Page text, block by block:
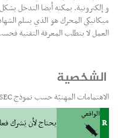
و إلكترونية. يمكنه أيضا التدخل
ميكانيكي المحرك هو الذي يسلم
العمل لا يتطلب المعرفة التقنية
الشخصية
الاهتمامات المهنيّة حسب نموذج RIASEC
R
الواقعي
يحتاج لأن يَشرك